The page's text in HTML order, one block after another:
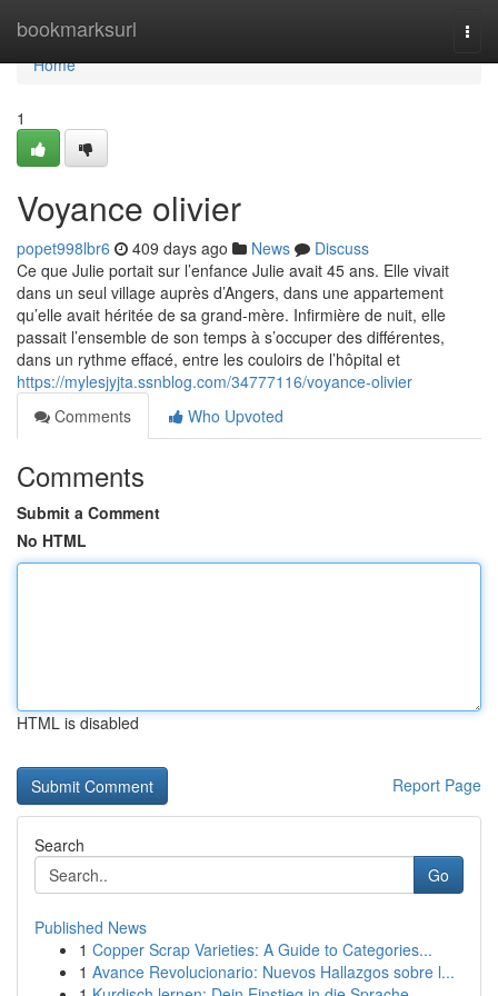
bookmarksurl
Home
Home
1
Voyance olivier
popet998lbr6 409 days ago News
Discuss
Ce que Julie portait sur l’enfance Julie avait 45 ans. Elle vivait
dans un seul village auprès d’Angers, dans une appartement
qu’elle avait héritée de sa grand-mère. Infirmière de nuit, elle
passait l’ensemble de son temps à s’occuper des différentes,
dans un rythme effacé, entre les couloirs de l’hôpital et
https://mylesjyjta.ssnblog.com/34777116/voyance-olivier
Comments
Who Upvoted
Comments
Submit a Comment
No HTML
HTML is disabled
Report Page
Search
Go
Published News
1 Copper Scrap Varieties: A Guide to Categories...
1 Avance Revolucionario: Nuevos Hallazgos sobre l...